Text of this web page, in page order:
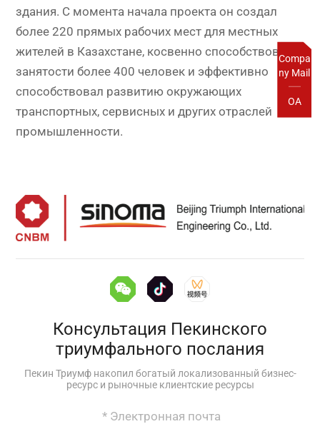
Compa
ny Mail
OA
здания. С момента начала проекта он создал
более 220 прямых рабочих мест для местных
жителей в Казахстане, косвенно способствовал
занятости более 400 человек и эффективно
способствовал развитию окружающих
транспортных, сервисных и других отраслей
промышленности.
Консультация Пекинского
триумфального послания
Пекин Триумф накопил богатый локализованный бизнес-
ресурс и рыночные клиентские ресурсы